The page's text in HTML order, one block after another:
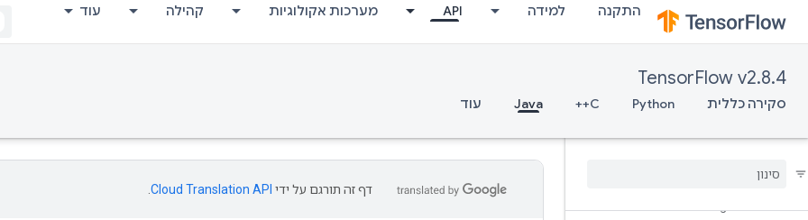
התקנה למידה API מערכות אקולוגיות קהילה עוד
TensorFlow v2.8.4
סקירה כללית Python
C++
Java עוד
MutableDenseHashTable
MutableHashTable
Mutex
MutexLock
NcclBroadcast
דף זה תורגם על ידי Cloud Translation API